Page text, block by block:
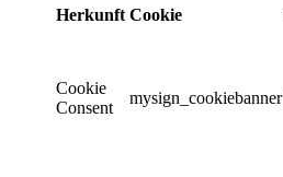
Herkunft Cookie
Cookie
Consent
mysign_cookiebanner